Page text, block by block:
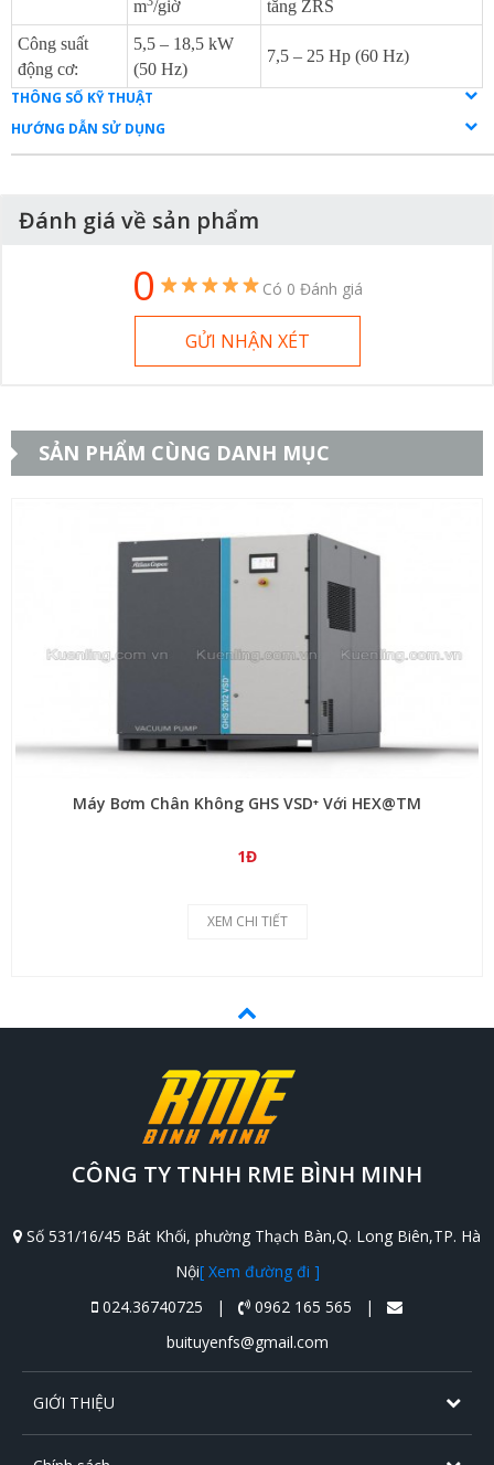
m /giờ
tăng ZRS
Công suất
động cơ:
5,5 – 18,5 kW
(50 Hz)
7,5 – 25 Hp (60 Hz)
THÔNG SỐ KỸ THUẬT
HƯỚNG DẪN SỬ DỤNG
Đánh giá về sản phẩm
0 Có 0 Đánh giá
GỬI NHẬN XÉT
SẢN PHẨM CÙNG DANH MỤC
Máy Bơm Chân Không GHS VSD⁺ Với HEX@TM
1Đ
XEM CHI TIẾT
CÔNG TY TNHH RME BÌNH MINH
Số 531/16/45 Bát Khối, phường Thạch Bàn,Q. Long Biên,TP. Hà
Nội[ Xem đường đi ]
024.36740725 |
0962 165 565 |
buituyenfs@gmail.com
GIỚI THIỆU